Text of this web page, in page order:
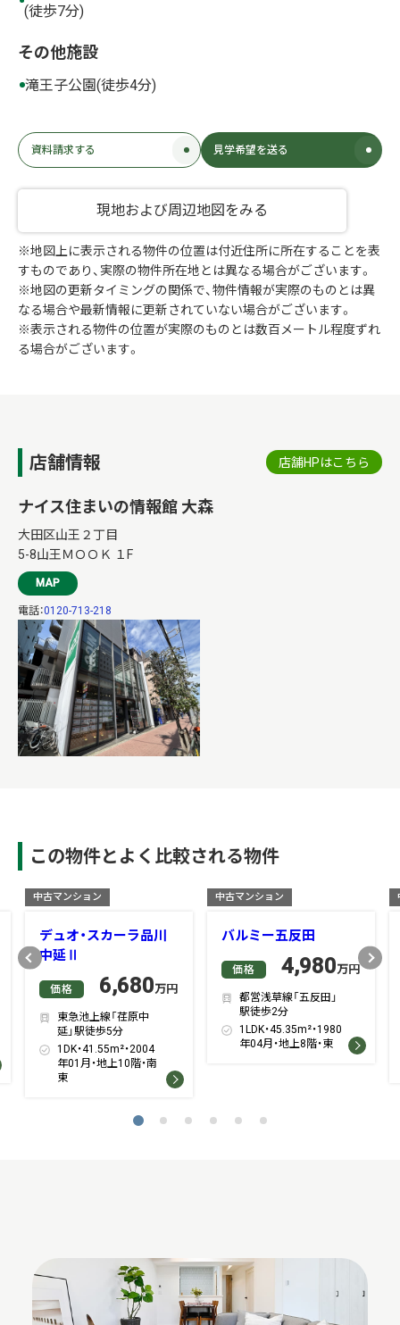
(徒歩7分)
その他施設
滝王子公園(徒歩4分)
資料請求する 見学希望を送る
現地および周辺地図をみる
※地図上に表示される物件の位置は付近住所に所在することを表
すものであり、実際の物件所在地とは異なる場合がございます。
※地図の更新タイミングの関係で、物件情報が実際のものとは異
なる場合や最新情報に更新されていない場合がございます。
※表示される物件の位置が実際のものとは数百メートル程度ずれ
る場合がございます。
店舗情報 店舗HPはこちら
ナイス住まいの情報館 大森
大田区山王２丁目
5-8山王ＭＯＯＫ １F
MAP
電話：0120-713-218
この物件とよく比較される物件
Previous
中古マンション
デュオ・スカーラ品川
中延Ⅱ
価格 6,680万円
東急池上線「荏原中
延」駅徒歩5分
1DK・41.55m²・2004
年01月・地上10階・南
東
中古マンション
バルミー五反田
価格 4,980万円
都営浅草線「五反田」
駅徒歩2分
1LDK・45.35m²・1980
年04月・地上8階・東
Next